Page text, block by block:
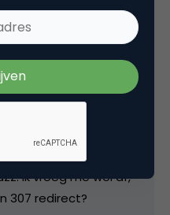
Ik vroeg me wel af,
307 redirect?